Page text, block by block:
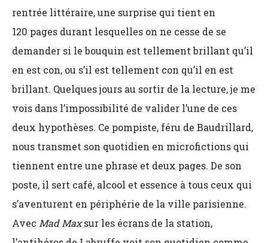
rentrée littéraire, une surprise qui tient en
120 pages durant lesquelles on ne cesse de se
demander si le bouquin est tellement brillant qu’il
en est con, ou s’il est tellement con qu’il en est
brillant. Quelques jours au sortir de la lecture, je me
vois dans l’impossibilité de valider l’une de ces
deux hypothèses. Ce pompiste, féru de Baudrillard,
nous transmet son quotidien en microfictions qui
tiennent entre une phrase et deux pages. De son
poste, il sert café, alcool et essence à tous ceux qui
s’aventurent en périphérie de la ville parisienne.
Avec Mad Maxsur les écrans de la station,